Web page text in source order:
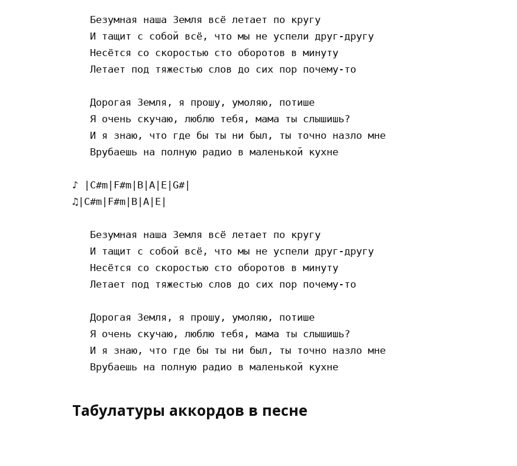
   Безумная наша Земля всё летает по кругу
   И тащит с собой всё, что мы не успели друг-другу
   Несётся со скоростью сто оборотов в минуту
   Летает под тяжестью слов до сих пор почему-то
   Дорогая Земля, я прошу, умоляю, потише
   Я очень скучаю, люблю тебя, мама ты слышишь?
   И я знаю, что где бы ты ни был, ты точно назло мне
   Врубаешь на полную радио в маленькой кухне
♪ |C#m|F#m|B|A|E|G#|
♫|C#m|F#m|B|A|E|
   Безумная наша Земля всё летает по кругу
   И тащит с собой всё, что мы не успели друг-другу
   Несётся со скоростью сто оборотов в минуту
   Летает под тяжестью слов до сих пор почему-то
   Дорогая Земля, я прошу, умоляю, потише
   Я очень скучаю, люблю тебя, мама ты слышишь?
   И я знаю, что где бы ты ни был, ты точно назло мне
Табулатуры аккордов в песне